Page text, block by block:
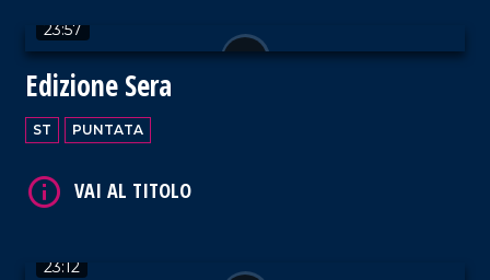
23:57
Edizione Sera
ST PUNTATA
23:12